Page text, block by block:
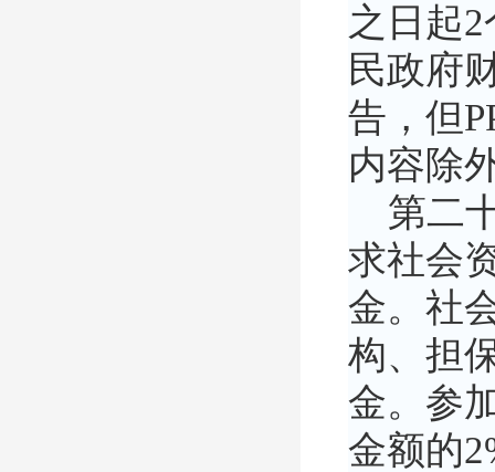
之日起
民政府
告，但
内容除
第二
求社会
金。社
构、担
金。参
金额的